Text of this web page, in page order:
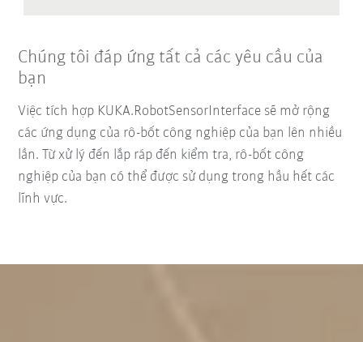
Chúng tôi đáp ứng tất cả các yêu cầu của
bạn
Việc tích hợp KUKA.RobotSensorInterface sẽ mở rộng
các ứng dụng của rô-bốt công nghiệp của bạn lên nhiều
lần. Từ xử lý đến lắp ráp đến kiểm tra, rô-bốt công
nghiệp của bạn có thể được sử dụng trong hầu hết các
lĩnh vực.